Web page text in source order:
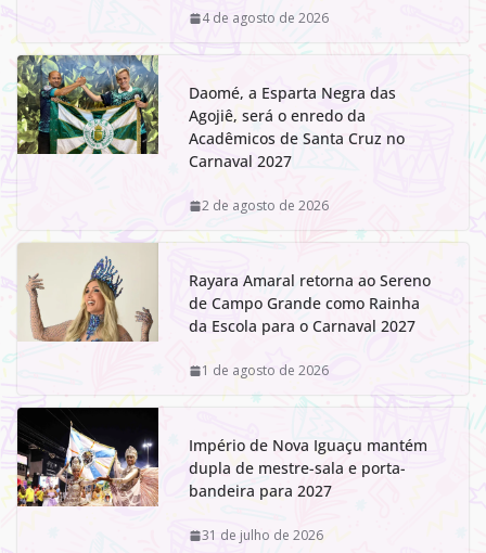
4 de agosto de 2026
Daomé, a Esparta Negra das
Agojiê, será o enredo da
Acadêmicos de Santa Cruz no
Carnaval 2027
2 de agosto de 2026
Rayara Amaral retorna ao Sereno
de Campo Grande como Rainha
da Escola para o Carnaval 2027
1 de agosto de 2026
Império de Nova Iguaçu mantém
dupla de mestre-sala e porta-
bandeira para 2027
31 de julho de 2026